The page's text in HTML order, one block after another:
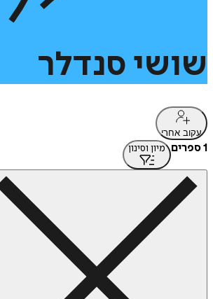
שושי סנדלר
עקוב אחרי
1 ספרים מיון וסינון